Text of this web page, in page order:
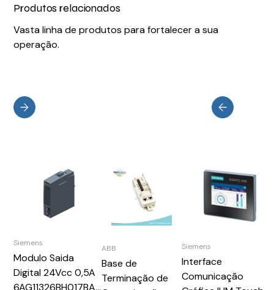
Produtos relacionados
Vasta linha de produtos para fortalecer a sua
operação.
Siemens
Modulo Saida
Digital 24Vcc 0,5A
6AG11326BH017BA0
ABB
Base de
Terminação de
Siemens
Interface
Comunicação